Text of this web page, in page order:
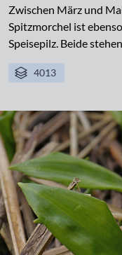
Zwischen März und
Spitzmorchel ist
Speisepilz. Beide
4013